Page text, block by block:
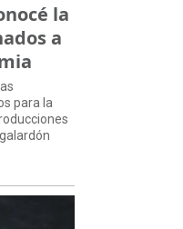
la
a
para la